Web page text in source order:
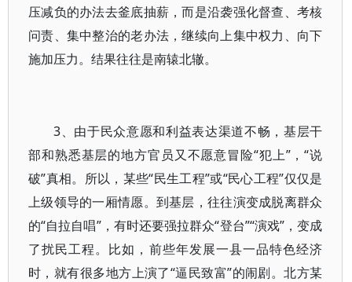
压减负的办法去釜底抽薪，而是沿袭强化督查、考核
问责、集中整治的老办法，继续向上集中权力、向下
施加压力。结果往往是南辕北辙。
3、由于民众意愿和利益表达渠道不畅，基层干
部和熟悉基层的地方官员又不愿意冒险“犯上”，“说
破”真相。所以，某些“民生工程”或“民心工程”仅仅是
上级领导的一厢情愿。到基层，往往演变成脱离群众
的“自拉自唱”，有时还要强拉群众“登台”“演戏”，变成
了扰民工程。比如，前些年发展一县一品特色经济
时，就有很多地方上演了“逼民致富”的闹剧。北方某